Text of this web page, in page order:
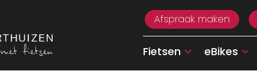
Afspraak maken
Fietsen eBikes